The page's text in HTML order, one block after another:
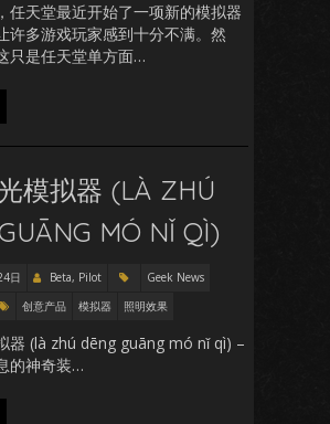
任天堂最近开始了一项新的模拟器
许多游戏玩家感到十分不满。然
只是任天堂单方面…
模拟器 (LÀ ZHÚ
MÓ NǏ QÌ)
日 Beta, Pilot
Geek News
创意产品 模拟器 照明效果
器 (là zhú dēng guāng mó nǐ qì) –
的神奇装…